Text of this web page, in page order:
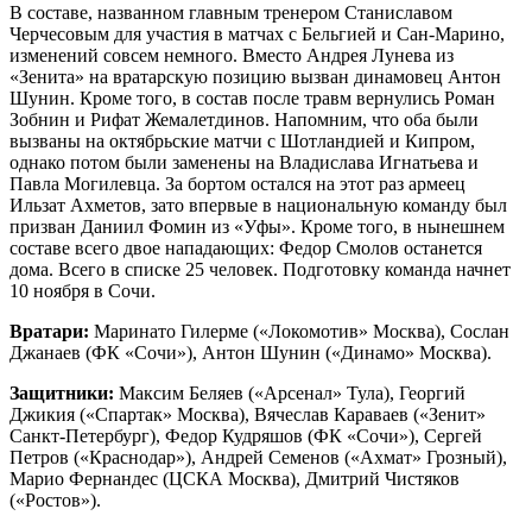
В составе, названном главным тренером Станиславом
Черчесовым для участия в матчах с Бельгией и Сан-Марино,
изменений совсем немного. Вместо Андрея Лунева из
«Зенита» на вратарскую позицию вызван динамовец Антон
Шунин. Кроме того, в состав после травм вернулись Роман
Зобнин и Рифат Жемалетдинов. Напомним, что оба были
вызваны на октябрьские матчи с Шотландией и Кипром,
однако потом были заменены на Владислава Игнатьева и
Павла Могилевца. За бортом остался на этот раз армеец
Ильзат Ахметов, зато впервые в национальную команду был
призван Даниил Фомин из «Уфы». Кроме того, в нынешнем
составе всего двое нападающих: Федор Смолов останется
дома. Всего в списке 25 человек. Подготовку команда начнет
10 ноября в Сочи.
Вратари: Маринато Гилерме («Локомотив» Москва), Cослан
Джанаев (ФК «Сочи»), Антон Шунин («Динамо» Москва).
Защитники: Максим Беляев («Арсенал» Тула), Георгий
Джикия («Спартак» Москва), Вячеслав Караваев («Зенит»
Санкт-Петербург), Федор Кудряшов (ФК «Сочи»), Сергей
Петров («Краснодар»), Андрей Семенов («Ахмат» Грозный),
Марио Фернандес (ЦСКА Москва), Дмитрий Чистяков
(«Ростов»).